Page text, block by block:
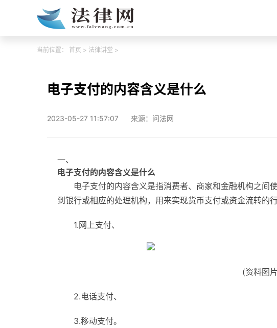
当前位置： 首页 > 法律讲堂 >
电子支付的内容含义是什么
2023-05-27 11:57:07 来源：问法网
一、
电子支付的内容含义是什么
电子支付的内容含义是指消费者、商家和金融机构之间
到银行或相应的处理机构，用来实现货币支付或资金流转的
1.网上支付、
(资料图
2.电话支付、
3.移动支付。